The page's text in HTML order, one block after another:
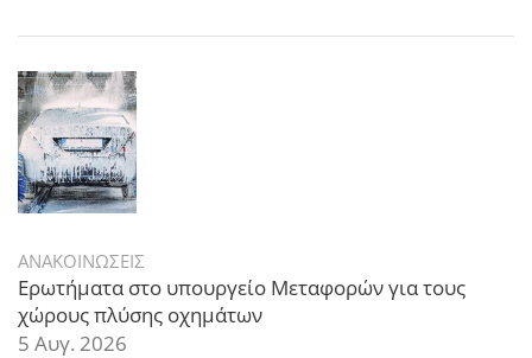
ΑΝΑΚΟΙΝΩΣΕΙΣ
Ερωτήματα στο υπουργείο Μεταφορών για τους
χώρους πλύσης οχημάτων
5 Αυγ. 2026